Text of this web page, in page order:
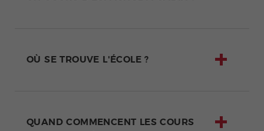
OÙ SE TROUVE L'ÉCOLE ?
QUAND COMMENCENT LES COURS